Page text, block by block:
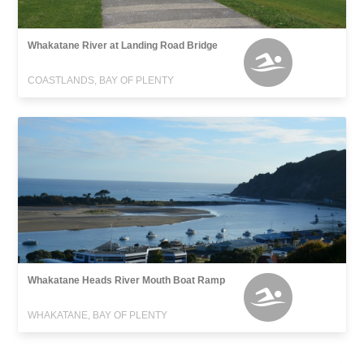
Whakatane River at Landing Road Bridge
COASTLANDS, BAY OF PLENTY
Whakatane Heads River Mouth Boat Ramp
WHAKATANE, BAY OF PLENTY